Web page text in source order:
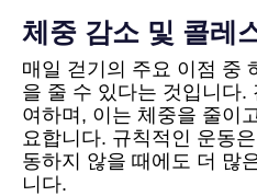
체중 감소 및 콜레
매일 걷기의 주요 이점 중
을 줄 수 있다는 것입니다.
여하며, 이는 체중을 줄이
요합니다. 규칙적인 운동
동하지 않을 때에도 더 많
니다.